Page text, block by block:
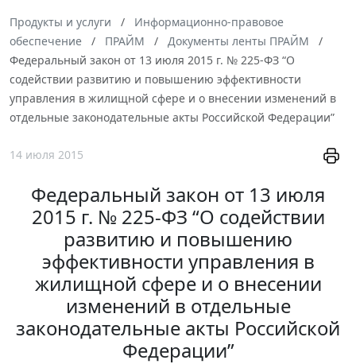
Продукты и услуги
Информационно-правовое
обеспечение
ПРАЙМ
Документы ленты ПРАЙМ
Федеральный закон от 13 июля 2015 г. № 225-ФЗ “О
содействии развитию и повышению эффективности
управления в жилищной сфере и о внесении изменений в
отдельные законодательные акты Российской Федерации”
14 июля 2015
Федеральный закон от 13 июля
2015 г. № 225-ФЗ “О содействии
развитию и повышению
эффективности управления в
жилищной сфере и о внесении
изменений в отдельные
законодательные акты Российской
Федерации”